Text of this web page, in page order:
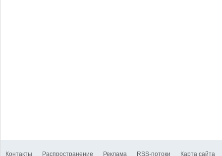
Контакты Распространение Реклама RSS-потоки Карта сайта